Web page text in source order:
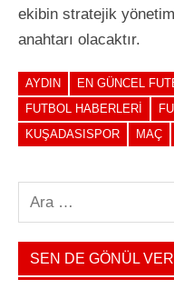
ekibin stratejik
anahtarı olacaktır.
AYDIN EN GÜNCEL
FUTBOL HABERLERI
KUŞADASISPOR
MAÇ
SEN DE GÖNÜL